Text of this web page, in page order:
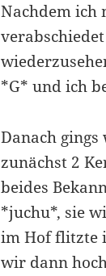
Nachdem ich
*G* und ich
Danach
zunächst 2
beides
*juchu*, sie
im Hof flitzte
wir dann